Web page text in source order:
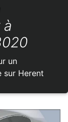
un
sur Herent